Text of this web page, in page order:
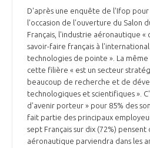
D'après une enquête de l'Ifop pour
l'occasion de l'ouverture du Salon
Français, l'industrie aéronautique «
savoir-faire français à
technologies de pointe ». La
cette filière « est un secteur
beaucoup de recherche et de
technologiques et scientifiques ».
d'avenir porteur » pour 85% des
fait partie des principaux
sept Français sur dix (72%)
aéronautique parviendra dans les